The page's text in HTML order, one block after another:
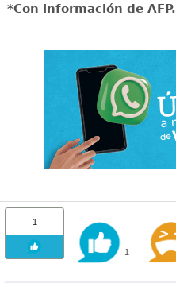
*Con información de AFP.
1
1